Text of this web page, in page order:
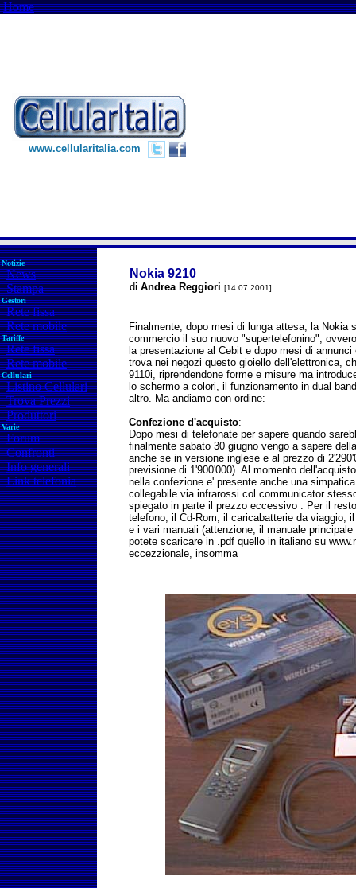
Home
www.cellularitalia.com
Notizie
News
Stampa
Gestori
Rete fissa
Rete mobile
Tariffe
Rete fissa
Rete mobile
Cellulari
Listino Cellulari
Trova Prezzi
Produttori
Varie
Forum
Confronti
Info generali
Link telefonia
Nokia 9210
di Andrea Reggiori [14.07.2001]
Finalmente, dopo mesi di lunga attesa, la Nokia
commercio il suo nuovo "supertelefonino",
la presentazione al Cebit e dopo mesi di
trova nei negozi questo gioiello dell'elettronica,
9110i, riprendendone forme e misure ma
lo schermo a colori, il funzionamento in dual
altro. Ma andiamo con ordine:
Confezione d'acquisto:
Dopo mesi di telefonate per sapere quando
finalmente sabato 30 giugno vengo a sapere
anche se in versione inglese e al prezzo di
previsione di 1'900'000). Al momento
nella confezione e' presente anche una
collegabile via infrarossi col communicator
spiegato in parte il prezzo eccessivo . Per il
telefono, il Cd-Rom, il caricabatterie da viaggio,
e i vari manuali (attenzione, il manuale
potete scaricare in .pdf quello in italiano su
eccezzionale, insomma